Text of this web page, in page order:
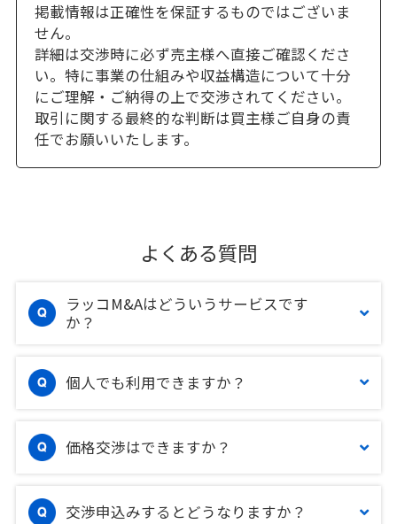
掲載情報は正確性を保証するものではございま
せん。
詳細は交渉時に必ず売主様へ直接ご確認くださ
い。特に事業の仕組みや収益構造について十分
にご理解・ご納得の上で交渉されてください。
取引に関する最終的な判断は買主様ご自身の責
任でお願いいたします。
よくある質問
ラッコM&Aはどういうサービスです
か？
個人でも利用できますか？
価格交渉はできますか？
交渉申込みするとどうなりますか？